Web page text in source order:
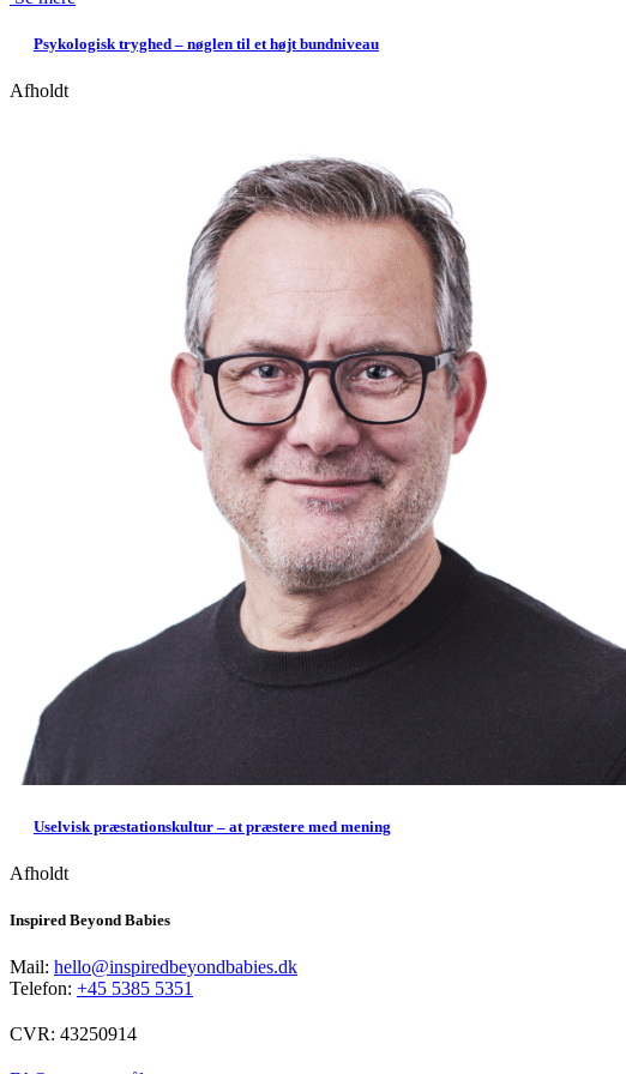
Psykologisk tryghed – nøglen til et højt bundniveau
Afholdt
Uselvisk præstationskultur – at præstere med mening
Afholdt
Inspired Beyond Babies
Mail: hello@inspiredbeyondbabies.dk
Telefon: +45 5385 5351
CVR: 43250914